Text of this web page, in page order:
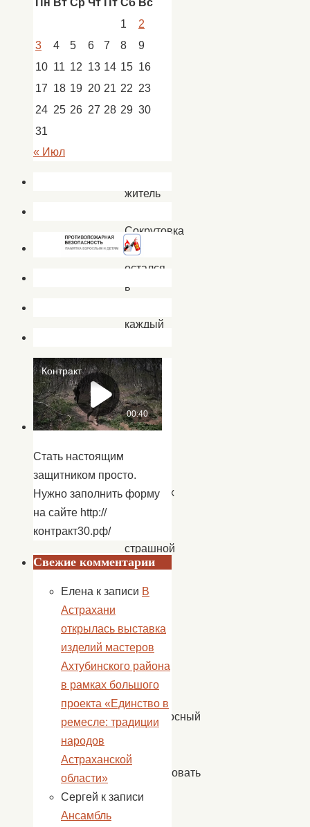
День
Победы
–
житель
Сокрутовка
не
остался
в
каждый
своим
долгом
почтить
в
память
погибших
страшной
войне,
победоносный
год
отпраздновать
Пн Вт Ср Чт Пт Сб Вс
1
2
3
4 5 6 7 8
9
10 11 12 13 14 15 16
17 18 19 20 21 22 23
24 25 26 27 28 29 30
31
« Июл
Стать настоящим
защитником просто.
Нужно заполнить форму
на сайте http://
контракт30.рф/
Свежие комментарии
Елена к записи В
Астрахани
открылась выставка
изделий мастеров
Ахтубинского района
в рамках большого
проекта «Единство в
ремесле: традиции
народов
Астраханской
области»
Сергей к записи
Ансамбль